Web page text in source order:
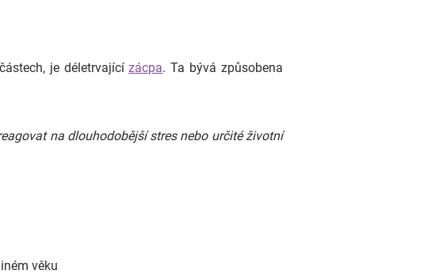
je déletrvajícízácpa. Ta bývá způsobena
na dlouhodobější stres nebo určité životní
věku